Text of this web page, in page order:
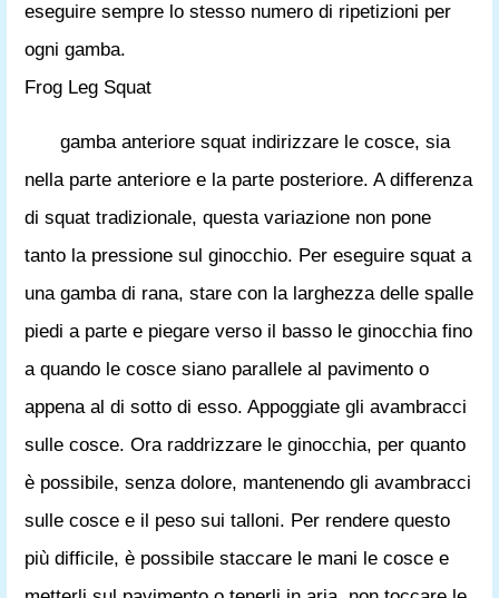
eseguire sempre lo stesso numero di ripetizioni per
ogni gamba.
Frog Leg Squat
gamba anteriore squat indirizzare le cosce, sia
nella parte anteriore e la parte posteriore. A differenza
di squat tradizionale, questa variazione non pone
tanto la pressione sul ginocchio. Per eseguire squat a
una gamba di rana, stare con la larghezza delle spalle
piedi a parte e piegare verso il basso le ginocchia fino
a quando le cosce siano parallele al pavimento o
appena al di sotto di esso. Appoggiate gli avambracci
sulle cosce. Ora raddrizzare le ginocchia, per quanto
è possibile, senza dolore, mantenendo gli avambracci
sulle cosce e il peso sui talloni. Per rendere questo
più difficile, è possibile staccare le mani le cosce e